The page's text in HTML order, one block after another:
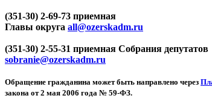
(351-30) 2-69-73 приемная
Главы округа all@ozerskadm.ru
(351-30) 2-55-31 приемная Собрания депутатов
sobranie@ozerskadm.ru
Обращение гражданина может быть направлено через
закона от 2 мая 2006 года № 59-ФЗ.